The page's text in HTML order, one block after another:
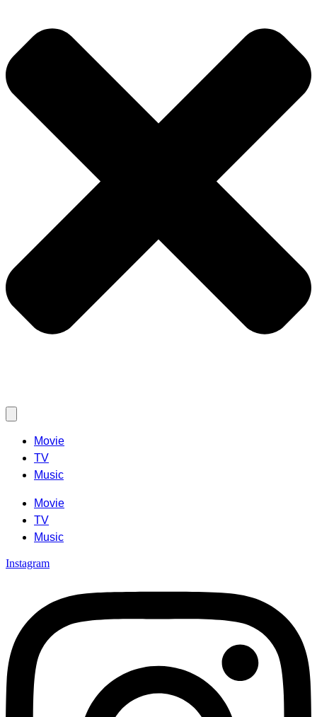
Movie
TV
Music
Movie
TV
Music
Instagram